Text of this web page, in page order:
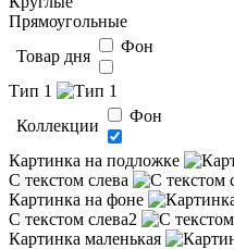
Прямоугольные
Товар дня
Фон
Тип 1
Коллекции
Фон
Картинка на подложке
С текстом слева
Картинка на фоне
С текстом слева2
Картинка маленькая